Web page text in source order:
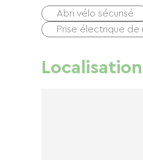
Abri vélo sécurisé
Prise électrique de
Localisation